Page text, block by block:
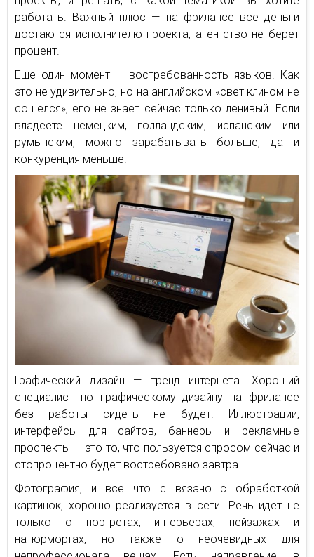
работать. Важный плюс — на фрилансе все деньги
достаются исполнителю проекта, агентство не берет
процент.
Еще один момент — востребованность языков. Как
это не удивительно, но на английском «свет клином не
сошелся», его не знает сейчас только ленивый. Если
владеете немецким, голландским, испанским или
румынским, можно зарабатывать больше, да и
конкуренция меньше.
Графический дизайн — тренд интернета. Хороший
специалист по графическому дизайну на фрилансе
без работы сидеть не будет. Иллюстрации,
интерфейсы для сайтов, баннеры и рекламные
проспекты — это то, что пользуется спросом сейчас и
стопроцентно будет востребовано завтра.
Фотография, и все что с вязано с обработкой
картинок, хорошо реализуется в сети. Речь идет не
только о портретах, интерьерах, пейзажах и
натюрмортах, но также о неочевидных для